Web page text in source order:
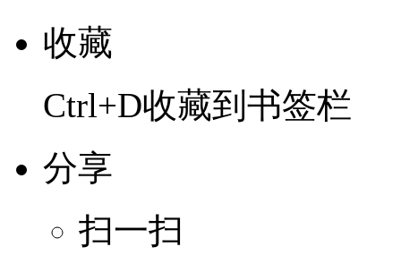
收藏
Ctrl+D收藏到书签栏
分享
扫一扫